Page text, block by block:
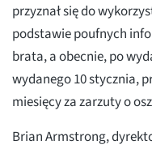
przyznał się do
podstawie poufnych
brata, a obecnie, po
wydanego 10 stycznia,
miesięcy za zarzuty o
Brian Armstrong,